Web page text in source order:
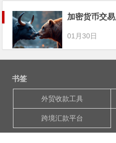
加密货币交
01月30日
书签
外贸收款工具
跨境汇款平台